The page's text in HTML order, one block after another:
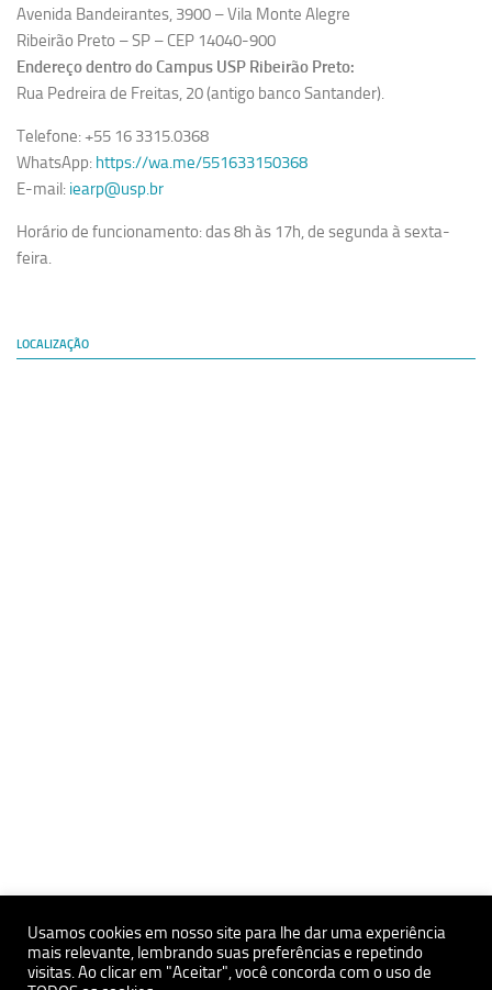
Avenida Bandeirantes, 3900 – Vila Monte Alegre
Ribeirão Preto – SP – CEP 14040-900
Endereço dentro do Campus USP Ribeirão Preto:
Rua Pedreira de Freitas, 20 (antigo banco Santander).
Telefone: +55 16 3315.0368
WhatsApp: https://wa.me/551633150368
E-mail: iearp@usp.br
Horário de funcionamento: das 8h às 17h, de segunda à sexta-
feira.
LOCALIZAÇÃO
Políticas de Privacidade e Proteçãoa de Dados Pessoais
Usamos cookies em nosso site para lhe dar uma experiência
mais relevante, lembrando suas preferências e repetindo
visitas. Ao clicar em "Aceitar", você concorda com o uso de